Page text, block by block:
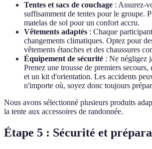
Tentes et sacs de couchage : Assurez-
suffisamment de tentes pour le groupe.
matelas de sol pour un confort accru.
Vêtements adaptés : Chaque
changements climatiques. Optez pour
vêtements étanches et des chaussures
Équipement de sécurité : Ne négligez
Prenez une trousse de premiers secours,
et un kit d'orientation. Les accidents
n'importe où, soyez donc toujours
Nous avons sélectionné plusieurs produits
la tente aux accessoires de randonnée.
Étape 5 : Sécurité et